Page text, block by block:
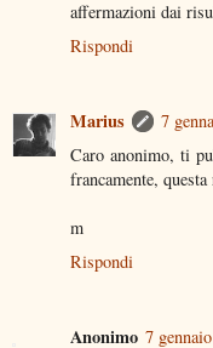
affermazioni dai
Rispondi
Marius
7
Caro anonimo, ti
francamente,
m
Rispondi
Anonimo 7